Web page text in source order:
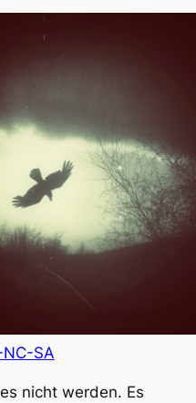
NC-SA
nicht werden. Es